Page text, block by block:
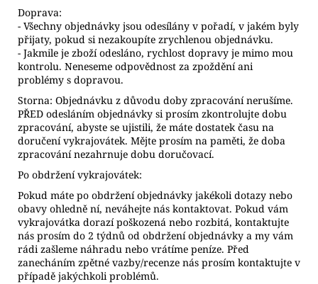
Doprava:
- Všechny objednávky jsou odesílány v pořadí, v jakém byly
přijaty, pokud si nezakoupíte zrychlenou objednávku.
- Jakmile je zboží odesláno, rychlost dopravy je mimo mou
kontrolu. Neneseme odpovědnost za zpoždění ani
problémy s dopravou.
Storna: Objednávku z důvodu doby zpracování nerušíme.
PŘED odesláním objednávky si prosím zkontrolujte dobu
zpracování, abyste se ujistili, že máte dostatek času na
doručení vykrajovátek. Mějte prosím na paměti, že doba
zpracování nezahrnuje dobu doručovací.
Po obdržení vykrajovátek:
Pokud máte po obdržení objednávky jakékoli dotazy nebo
obavy ohledně ní, neváhejte nás kontaktovat. Pokud vám
vykrajovátka dorazí poškozená nebo rozbitá, kontaktujte
nás prosím do 2 týdnů od obdržení objednávky a my vám
rádi zašleme náhradu nebo vrátíme peníze. Před
zanecháním zpětné vazby/recenze nás prosím kontaktujte v
případě jakýchkoli problémů.